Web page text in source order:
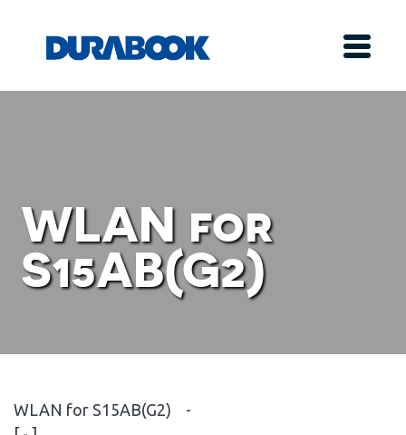
WLAN for
S15AB(G2)
WLAN for S15AB(G2)
-